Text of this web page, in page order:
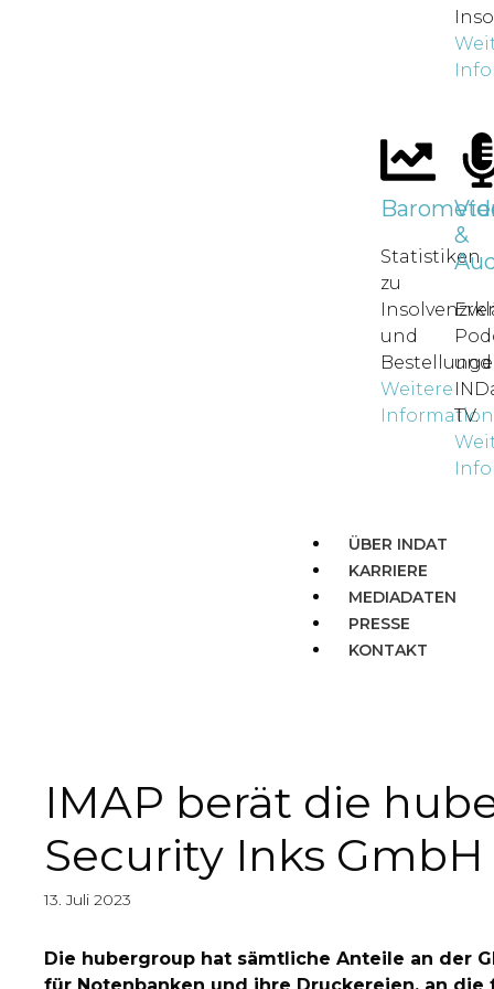
Statistiken
zu
und
Weitere
&
und
TV.
ÜBER INDAT
KARRIERE
MEDIADATEN
PRESSE
KONTAKT
IMAP berät die
Security Inks
13. Juli 2023
Die hubergroup hat sämtliche Anteile an der